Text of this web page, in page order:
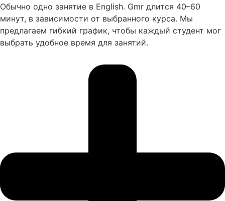
Обычно одно занятие в English. Gmr длится 40–60
минут, в зависимости от выбранного курса. Мы
предлагаем гибкий график, чтобы каждый студент мог
выбрать удобное время для занятий.